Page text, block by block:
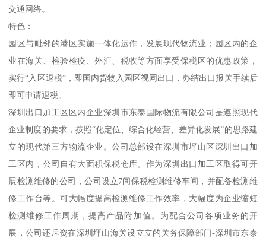
交通网络。
特色：
园区与毗邻的港区实施一体化运作，发展现代物流业；园区内的企
业在海关、检验检疫、外汇、税收等方面享受保税区的优惠政策，
实行“入区退税”，即国内货物入园区视同出口，办结出口报关手续后
即可申请退税。
深圳出口加工区区内企业深圳市东泰国际物流有限公司是遵照现代
企业制度的要求，按照“化定位、综合化经营、差异化发展”的思路建
立的现代第三方物流企业。公司总部设在深圳市坪山区深圳出口加
工区内，公司自有大面积保税仓库。作为深圳出口加工区取得可开
展检测维修的公司，公司设立7间保税检测维修车间，并配备检测维
修工作台等。可大幅度提高检测维修工作效率，大幅度为企业缩短
检测维修工作周期，提高产品附加值。为配合公司各项业务的开
展，公司还斥资在深圳坪山海关设立立的关务保障部门-深圳市东泰